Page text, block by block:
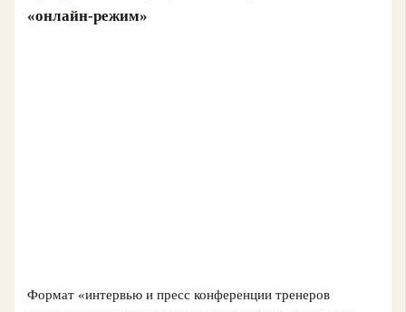
«онлайн‑режим»
Формат «интервью и пресс конференции тренеров